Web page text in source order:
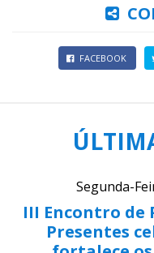
FACEBOOK
Segunda-
III Encontro de
Presentes